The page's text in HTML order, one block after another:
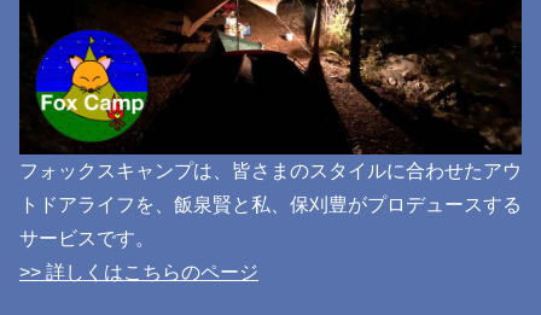
フォックスキャンプは、皆さまのスタイルに合わせたアウ
トドアライフを、飯泉賢と私、保刈豊がプロデュースする
サービスです。
>> 詳しくはこちらのページ